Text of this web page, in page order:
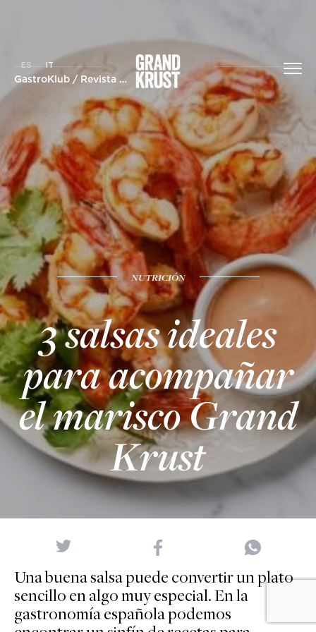
GastroKlub / Revista
ES IT
NUTRICIÓN
3 salsas ideales
para acompañar
el marisco Grand
Krust
Una buena salsa puede convertir un plato
sencillo en algo muy especial. En la
gastronomía española podemos